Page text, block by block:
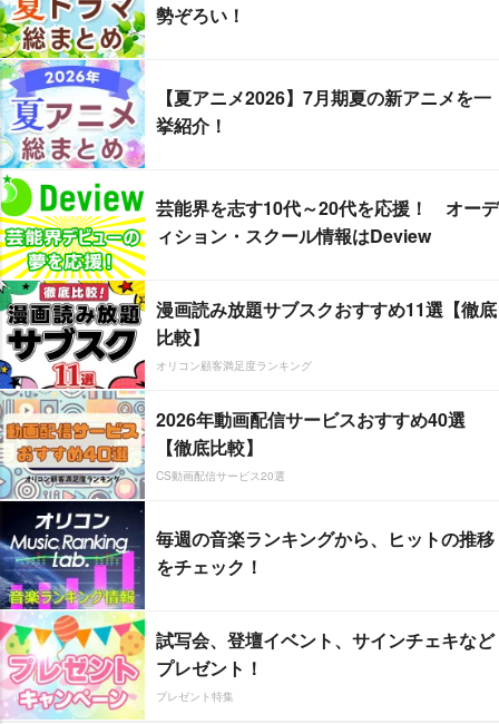
勢ぞろい！
【夏アニメ2026】7月期夏の新アニメを一
挙紹介！
芸能界を志す10代～20代を応援！ オーデ
ィション・スクール情報はDeview
漫画読み放題サブスクおすすめ11選【徹底
比較】
オリコン顧客満足度ランキング
2026年動画配信サービスおすすめ40選
【徹底比較】
CS動画配信サービス20選
毎週の音楽ランキングから、ヒットの推移
をチェック！
試写会、登壇イベント、サインチェキなど
プレゼント！
プレゼント特集